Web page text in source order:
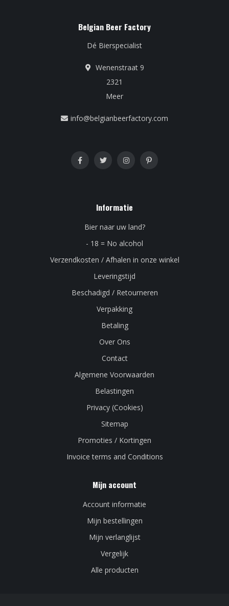
Belgian Beer Factory
Dé Bierspecialist
Wenenstraat 9
2321
Meer
info@belgianbeerfactory.com
Informatie
Bier naar uw land?
- 18 = No alcohol
Verzendkosten / Afhalen in onze winkel
Leveringstijd
Beschadigd / Retourneren
Verpakking
Betaling
Over Ons
Contact
Algemene Voorwaarden
Belastingen
Privacy (Cookies)
Sitemap
Promoties / Kortingen
Invoice terms and Conditions
Mijn account
Account informatie
Mijn bestellingen
Mijn verlanglijst
Vergelijk
Alle producten